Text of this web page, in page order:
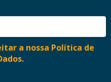
a nossa Política de